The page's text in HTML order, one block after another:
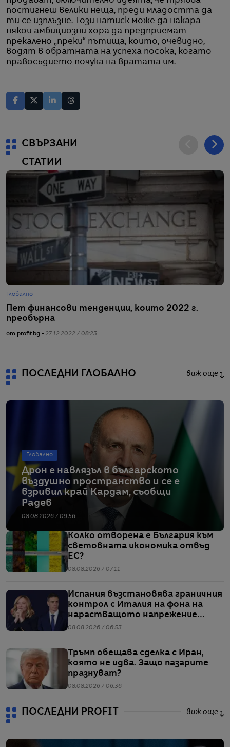
постигнеш велики неща, преди младостта да
ти се изплъзне. Този натиск може да накара
някои амбициозни хора да предприемат
прекалено „преки“ пътища, които, очевидно,
водят в обратната на успеха посока, когато
правосъдието почука на вратата им.
СВЪРЗАНИ
СТАТИИ
Глобално
Пет финансови тенденции, които 2022 г.
преобърна
от profit.bg - 27.12.2022 / 08:23
ПОСЛЕДНИ ГЛОБАЛНО виж още
Глобално
Дрон е навлязъл в българското
въздушно пространство и се е
взривил край Кардам, съобщи
Радев
08.08.2026 / 09:56
Колко отворена е България към
световната икономика отвъд
ЕС?
08.08.2026 / 07:11
Испания възстановява граничния
контрол с Италия на фона на
нарастващото напрежение
заради мигрантите
08.08.2026 / 06:53
Тръмп обещава сделка с Иран,
която не идва. Защо пазарите
празнуват?
08.08.2026 / 06:36
ПОСЛЕДНИ PROFIT виж още